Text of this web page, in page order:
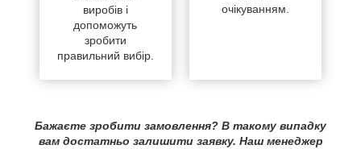
виробів і
допоможуть
зробити
правильний вибір.
очікуванням.
Бажаєте зробити замовлення? В такому випадку
вам достатньо залишити заявку. Наш менеджер